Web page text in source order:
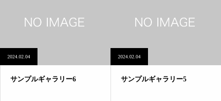
2024.02.04
サンプルギャラリー6
2024.02.04
サンプルギャラリー5